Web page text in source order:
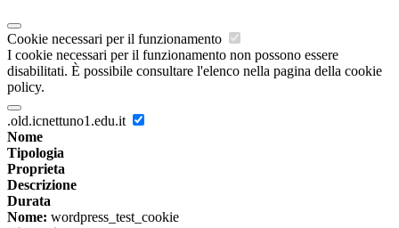
Cookie necessari per il funzionamento
I cookie necessari per il funzionamento non possono essere
disabilitati. È possibile consultare l'elenco nella pagina della cookie
policy.
.old.icnettuno1.edu.it
Nome
Tipologia
Proprieta
Descrizione
Durata
Nome: wordpress_test_cookie